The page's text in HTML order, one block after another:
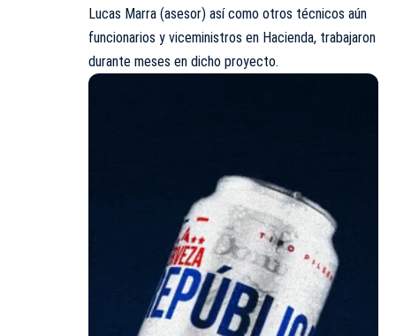
Lucas Marra (asesor) así como otros técnicos aún
funcionarios y viceministros en Hacienda, trabajaron
durante meses en dicho proyecto.